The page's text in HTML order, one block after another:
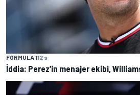
FORMULA 112 s
İddia: Perez’in menajer ekibi,